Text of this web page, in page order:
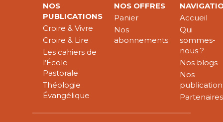
NOS
PUBLICATIONS
Croire & Vivre
Croire & Lire
Les cahiers de
l’École
Pastorale
Théologie
Évangélique
NOS OFFRES
Panier
Nos
abonnements
Accueil
Qui
sommes-
nous ?
Nos blogs
Nos
Partenaires